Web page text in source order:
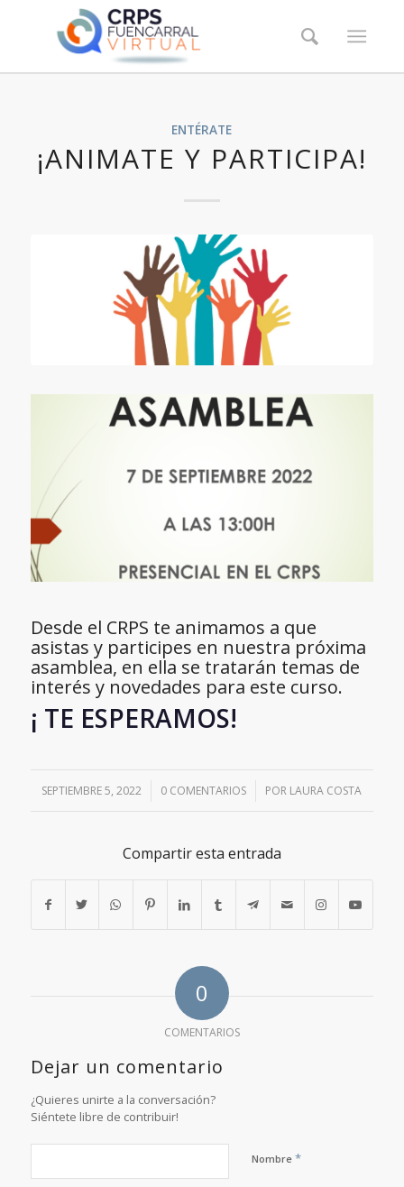
ENTÉRATE
¡ANIMATE Y PARTICIPA!
Desde el CRPS te animamos a que
asistas y participes en nuestra próxima
asamblea, en ella se tratarán temas de
interés y novedades para este curso.
¡ TE ESPERAMOS!
SEPTIEMBRE 5, 2022
/ 0 COMENTARIOS
/ POR LAURA COSTA
Compartir esta entrada
0
COMENTARIOS
Dejar un comentario
¿Quieres unirte a la conversación?
Siéntete libre de contribuir!
Nombre *